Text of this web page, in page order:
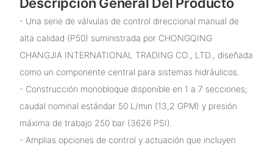
- Una serie de válvulas de control direccional manual de
alta calidad (P50) suministrada por CHONGQING
CHANGJIA INTERNATIONAL TRADING CO., LTD., diseñada
como un componente central para sistemas hidráulicos.
- Construcción monobloque disponible en 1 a 7 secciones;
caudal nominal estándar 50 L/min (13,2 GPM) y presión
máxima de trabajo 250 bar (3626 PSI).
- Amplias opciones de control y actuación que incluyen